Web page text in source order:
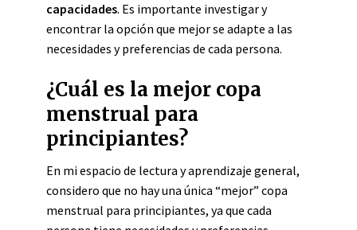
capacidades. Es importante investigar y
encontrar la opción que mejor se adapte a las
necesidades y preferencias de cada persona.
¿Cuál es la mejor copa
menstrual para
principiantes?
En mi espacio de lectura y aprendizaje general,
considero que no hay una única “mejor” copa
menstrual para principiantes, ya que cada